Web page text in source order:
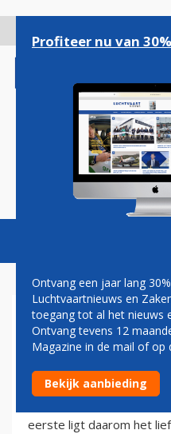
gaan
Magazine
ERIC VAN
31 december 2013
eerste ligt daarom het
Profiteer nu van
Ontvang een jaar lang
Luchtvaartnieuws en
toegang tot al het nieuws
Ontvang tevens 12
Magazine in de mail of op
Bekijk aanbieding